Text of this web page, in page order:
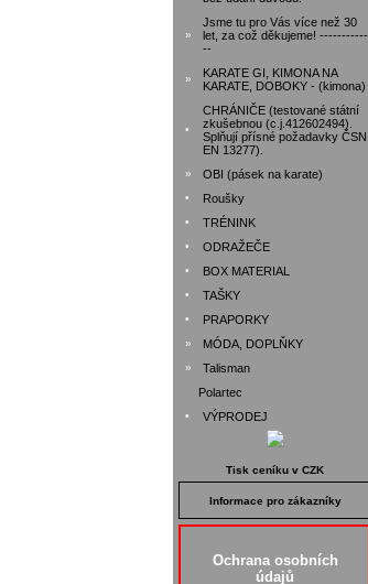
»
Jsme tu pro Vás více než 30
let, za což děkujeme! -----------
--
»
KARATE GI, KIMONA NA
KARATE, DOBOKY - (kimona)
•
CHRÁNIČE (testované státní
zkušebnou (c.j.412602494).
Splňují přísné požadavky ČSN
EN 13277).
» OBI (pásek na karate)
• Roušky
• TRÉNINK
• ODRAŽEČE
• BOX MATERIAL
• TAŠKY
• PRAPORKY
» MÓDA, DOPLŇKY
»
Talisman
Polartec
• VÝPRODEJ
Tisk ceníku v CZK
Informace pro zákazníky
Ochrana osobních
údajů